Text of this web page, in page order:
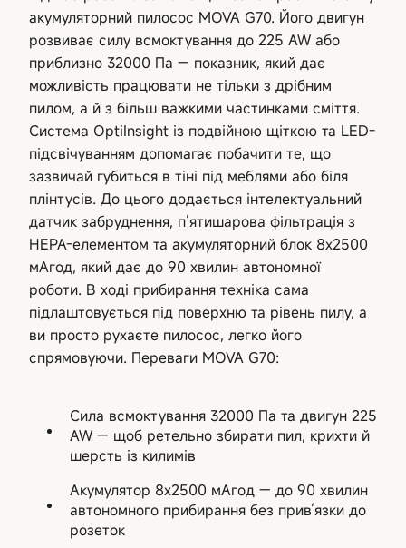
акумуляторний пилосос MOVA G70. Його двигун
розвиває силу всмоктування до 225 AW або
приблизно 32000 Па — показник, який дає
можливість працювати не тільки з дрібним
пилом, а й з більш важкими частинками сміття.
Система OptiInsight із подвійною щіткою та LED-
підсвічуванням допомагає побачити те, що
зазвичай губиться в тіні під меблями або біля
плінтусів. До цього додається інтелектуальний
датчик забруднення, п’ятишарова фільтрація з
HEPA-елементом та акумуляторний блок 8х2500
мАгод, який дає до 90 хвилин автономної
роботи. В ході прибирання техніка сама
підлаштовується під поверхню та рівень пилу, а
ви просто рухаєте пилосос, легко його
спрямовуючи. Переваги MOVA G70:
Сила всмоктування 32000 Па та двигун 225
AW — щоб ретельно збирати пил, крихти й
шерсть із килимів
Акумулятор 8х2500 мАгод — до 90 хвилин
автономного прибирання без прив’язки до
розеток